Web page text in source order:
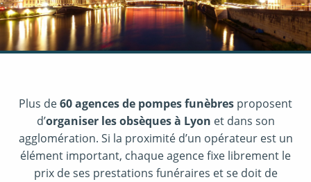
Plus de60 agences de pompes funèbres proposent
d’organiser les obsèques à Lyon et dans son
agglomération. Si la proximité d’un opérateur est un
élément important, chaque agence fixe librement le
prix de ses prestations funéraires et se doit de